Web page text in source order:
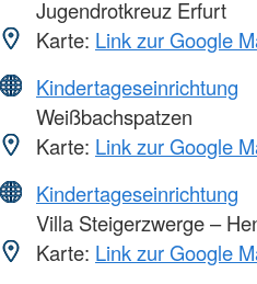
Jugendrotkreuz Erfurt
Karte: Link zur Google
Kindertageseinrichtung
Weißbachspatzen
Karte: Link zur Google
Kindertageseinrichtung
Villa Steigerzwerge –
Karte: Link zur Google